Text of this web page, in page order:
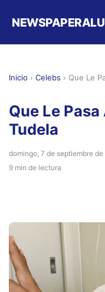
Inicio › Celebs › Que Le
Que Le
Tudela
domingo, 7 de septiembre
9 min de lectura